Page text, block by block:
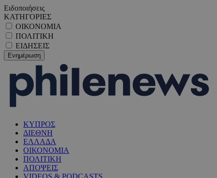
Ειδοποιήσεις
ΚΑΤΗΓΟΡΙΕΣ
ΟΙΚΟΝΟΜΙΑ
ΠΟΛΙΤΙΚΗ
ΕΙΔΗΣΕΙΣ
ΚΥΠΡΟΣ
ΔΙΕΘΝΗ
ΕΛΛΑΔΑ
ΟΙΚΟΝΟΜΙΑ
ΠΟΛΙΤΙΚΗ
ΑΠΟΨΕΙΣ